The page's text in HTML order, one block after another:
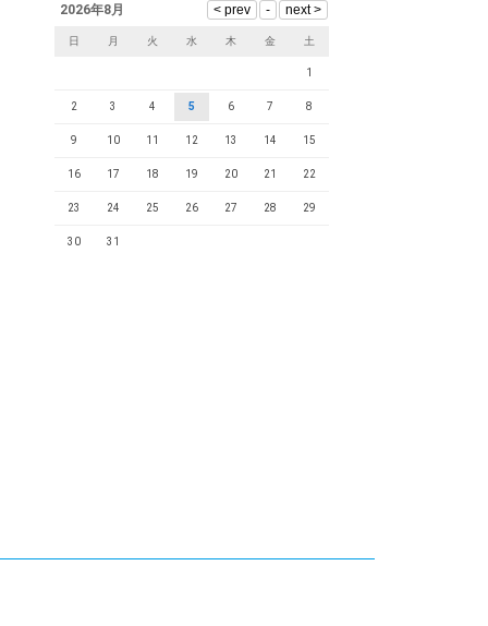
2026年8月
日 月 火 水 木 金 土
1
2 3 4 5 6 7 8
9 10 11 12 13 14 15
16 17 18 19 20 21 22
23 24 25 26 27 28 29
30 31